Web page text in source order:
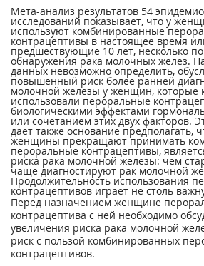
Мета-анализ результатов 54
исследований показывает, что у
используют комбинированные
контрацептивы в настоящее время
предшествующие 10 лет, несколько
обнаружения рака молочных желез.
данных невозможно определить,
повышенный риск более ранней
молочной железы у женщин, которые
использовали пероральные
биологическими эффектами
или сочетанием этих двух факторов.
дает также основание предполагать,
женщины прекращают принимать
пероральные контрацептивы,
риска рака молочной железы: чем
чаще диагностируют рак молочной
Продолжительность использования
контрацептивов играет не столь
Перед назначением женщине
контрацептива с ней необходимо
увеличения риска рака молочной
риск с пользой комбинированных
контрацептивов.